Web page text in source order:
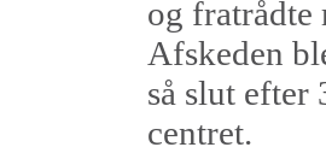
og fratrådte
Afskeden
så slut efter
centret.